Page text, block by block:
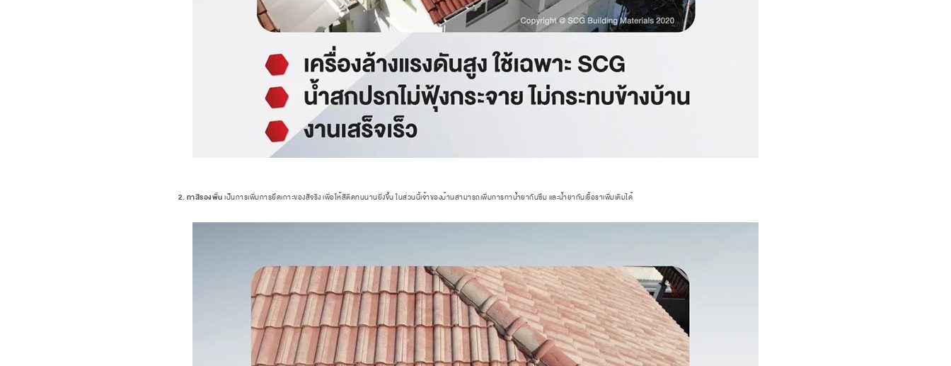
2. ทาสีรองพื้นเป็นการเพิ่มการยึดเกาะของสีจริง เพื่อให้สีติดทนนานยิ่งขึ้น ในส่วนนี้เจ้าของบ้านสามารถเพิ่มการทาน้ำยากันซึม และน้ำยากันเชื้อราเพิ่มเติมได้